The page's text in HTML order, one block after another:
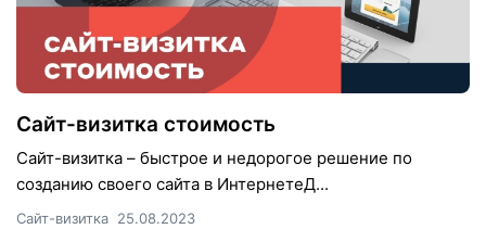
Сайт-визитка стоимость
Сайт-визитка – быстрое и недорогое решение по
созданию своего сайта в ИнтернетеД...
Сайт-визитка 25.08.2023